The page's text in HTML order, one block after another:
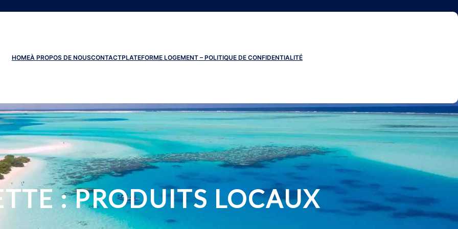
HOMEÀ PROPOS DE NOUSCONTACTPLATEFORME LOGEMENT – POLITIQUE DE CONFIDENTIALITÉ
:PRODUITS LOCAUX